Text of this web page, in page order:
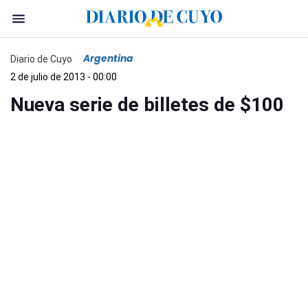
Diario de Cuyo Argentina
2 de julio de 2013 - 00:00
Nueva serie de billetes de $100